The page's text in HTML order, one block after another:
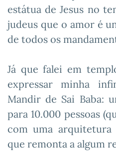
estátua de Jesus no
judeus que o amor é
de todos os
Já que falei em
expressar minha
Mandir de Sai Baba:
para 10.000 pessoas
com uma arquitetura
que remonta a algum